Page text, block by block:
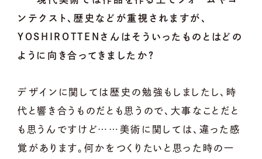
ンテクスト、歴史などが重視されますが、
YOSHIROTTENさんはそういったものとはどの
ように向き合ってきましたか？
デザインに関しては歴史の勉強もしましたし、時
代と響き合うものだとも思うので、大事なことだと
も思うんですけど……美術に関しては、違った感
覚があります。何かをつくりたいと思った時の一